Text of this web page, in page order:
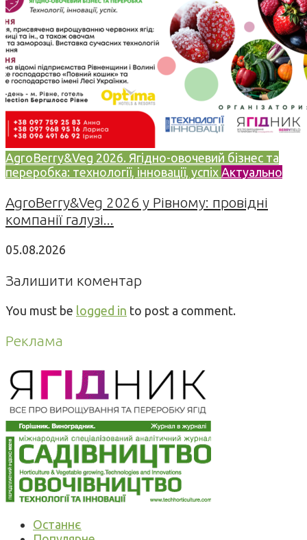
AgroBerry&Veg 2026. Ягідно-овочевий бізнес та
переробка: технології, інновації, успіх Актуально
AgroBerry&Veg 2026 у Рівному: провідні
компанії галузі...
05.08.2026
Залишити коментар
You must be logged in to post a comment.
Реклама
Останнє